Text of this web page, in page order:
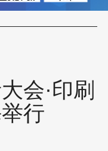
会·印刷
行